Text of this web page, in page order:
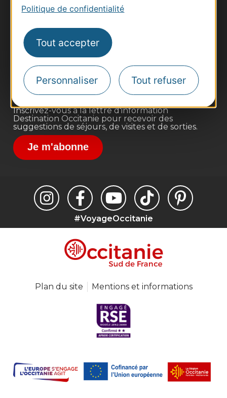
Politique de confidentialité
Tout accepter
Personnaliser Tout refuser
Thermalisme
Business/Mice
Pros d'Occitanie
Voyagistes
Destination Sport
Inscrivez-vous à la lettre d'information
Destination Occitanie pour recevoir des
suggestions de séjours, de visites et de sorties.
Je m'abonne
#VoyageOccitanie
Plan du site Mentions et informations